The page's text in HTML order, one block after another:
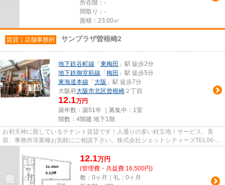
所在階：-
間取り：-
面積：23.00㎡
賃貸｜店舗事務所 サンプラザ曽根崎2
地下鉄谷町線 「 東梅田 」駅 徒歩2分
地下鉄御堂筋線 「 梅田 」駅 徒歩5分
東海道本線 「 大阪 」駅 徒歩7分
大阪府大阪市北区曾根崎 ２丁目
12.1万円
築年数：築51年 ｜募集中： 1室
階数：4階建 地下1階
お初天神に面しているテナント賃貸です！人通りの多い好立地！サービス、美
容、事務所等業種お気軽にご相談下さい。株式会社ジェットシティーズTEL06-
12.1万円
(管理費・共益費 16,500円)
敷：0ヶ月｜礼：0ヶ月